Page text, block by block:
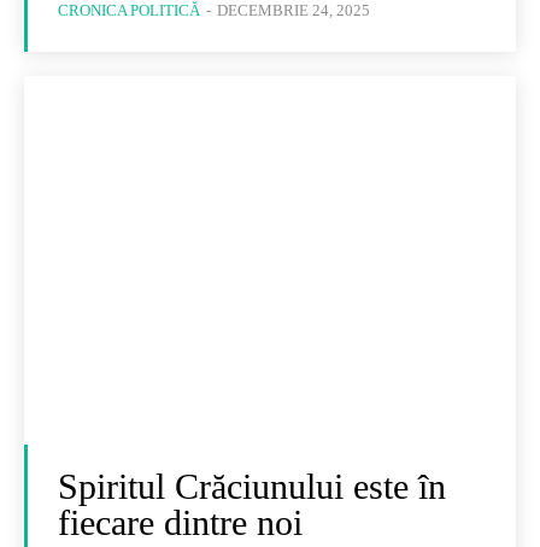
CRONICA POLITICĂ - DECEMBRIE 24, 2025
Spiritul Crăciunului este în
fiecare dintre noi